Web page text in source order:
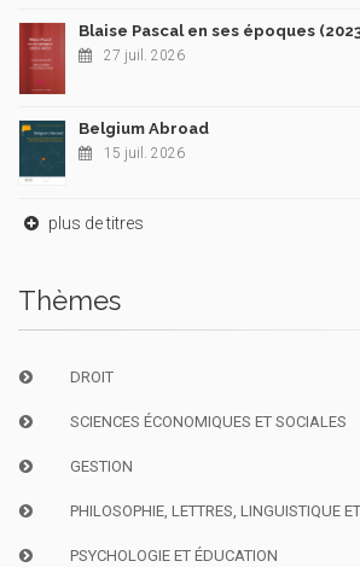
Blaise Pascal en ses époques
27 juil. 2026
Belgium Abroad
15 juil. 2026
plus de titres
Thèmes
DROIT
SCIENCES ÉCONOMIQUES ET SOCIALES
GESTION
PHILOSOPHIE, LETTRES, LINGUISTIQUE
PSYCHOLOGIE ET ÉDUCATION